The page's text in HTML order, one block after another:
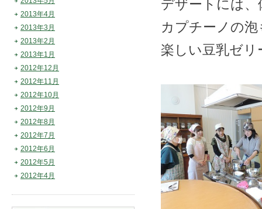
デザートには
カプチーノの
楽しい豆乳ゼ
2013年4月
2013年3月
2013年2月
2013年1月
2012年12月
2012年11月
2012年10月
2012年9月
2012年8月
2012年7月
2012年6月
2012年5月
2012年4月